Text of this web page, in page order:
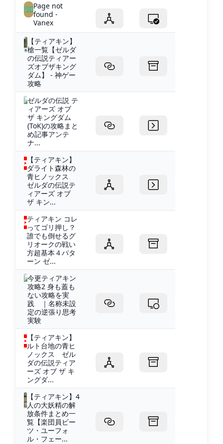
Page not
found -
Vanex
【ティアキン】
槍一覧【ゼルダ
の伝説ティアー
ズオブザキング
ダム】 - 神ゲー
攻略
ゼルダの伝説 テ
ィアーズ オブ
ザ キングダム
(ToK)の攻略まと
め記事アンテ
ナ...
【ティアキン】
ダライト森林の
青ヒノックス
ゼルダの伝説テ
ィアーズ オブ
ザ キン...
ティアキン コレ
ってゴリ押し？
誰でも倒せるグ
リオークの戦い
方超基本４パタ
ーン ゼ...
今更ティアキン
攻略2 身も蓋も
ない攻略を実
践 ｜名称未設
定の逆張り思考
実験
【ティアキン】
ルト台地の青ヒ
ノックス ゼル
ダの伝説ティア
ーズ オブ ザ キ
ングダ...
【ティアキン】4
人の大妖精の解
放条件まとめ一
覧【楽団員ビー
ツ・ユーフォ
ル・フェー...